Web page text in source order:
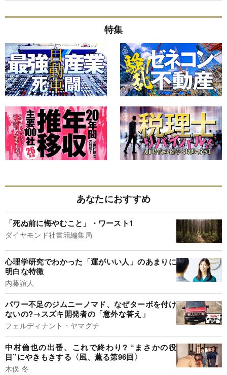
特集
あなたにおすすめ
「死ぬ前に悔やむこと」・ワースト1
ダイヤモンド社書籍編集局
心理学研究でわかった「運がいい人」のあまりに
明白な特徴
内藤誼人
パワー不足のジムニーノマド、なぜターボを付け
ないの?→スズキ開発者の「意外な答え」
フェルディナント・ヤマグチ
中村倫也の出番、これで終わり? “まさかの役
目”にやきもきする〈風、薫る第96回〉
木俣 冬